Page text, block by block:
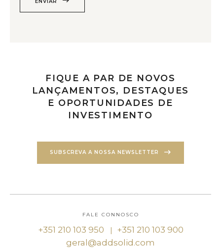
FIQUE A PAR DE NOVOS
LANÇAMENTOS, DESTAQUES
E OPORTUNIDADES DE
INVESTIMENTO
SUBSCREVA A NOSSA NEWSLETTER
FALE CONNOSCO
+351 210 103 950 |
+351 210 103 900
geral@addsolid.com